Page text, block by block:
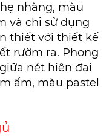
nhàng, màu
và chỉ sử dụng
thiết với thiết kế
rườm ra. Phong
nét hiện đại
ấm, màu pastel